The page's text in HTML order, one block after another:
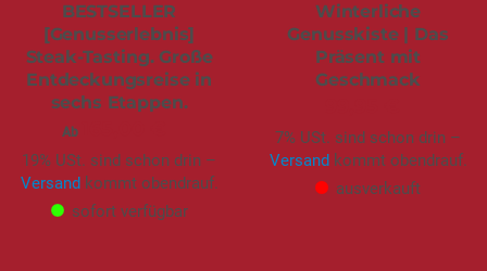
BESTSELLER
[Genusserlebnis]
Steak-Tasting. Große
Entdeckungsreise in
sechs Etappen.
Ab
19% USt. sind schon drin –
Versandkommt obendrauf.
sofort verfügbar
Winterliche
Genusskiste | Das
Präsent mit
Geschmack
7% USt. sind schon drin –
Versandkommt obendrauf.
ausverkauft